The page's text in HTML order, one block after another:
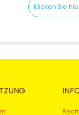
Klicken Sie